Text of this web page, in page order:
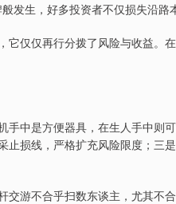
发生，好多投资者不仅损失沿路
仅仅再行分拨了风险与收益。
中是方便器具，在生人手中则
损线，严格扩充风险限度；三
游不合乎扫数东谈主，尤其不